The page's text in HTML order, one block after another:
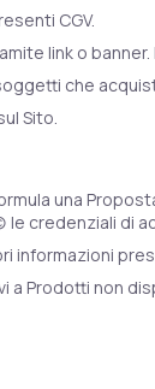
CGV.
link o
che
Sito.
una
credenziali di
Prodotti non